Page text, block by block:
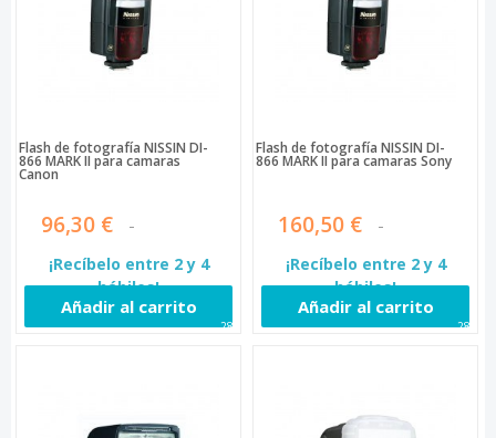
Flash de fotografía NISSIN DI-
866 MARK II para camaras
Canon
96,30 €
¡Recíbelo entre 2 y 4
hábiles!
Añadir al carrito
286
Flash de fotografía NISSIN DI-
866 MARK II para camaras Sony
160,50 €
¡Recíbelo entre 2 y 4
hábiles!
Añadir al carrito
288